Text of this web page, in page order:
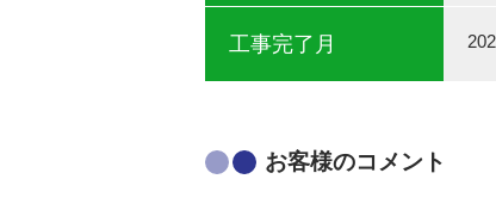
工事完了月
お客様のコメント